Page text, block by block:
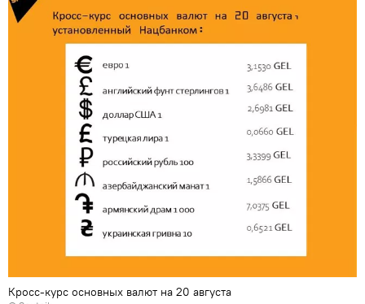
Кросс-курс основных валют на 20 августа